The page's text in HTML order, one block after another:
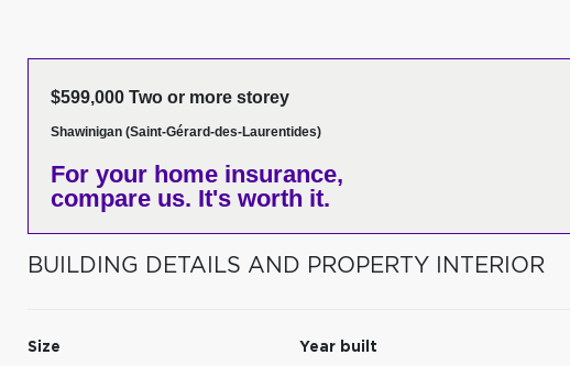
$599,000 Two or more storey
Shawinigan (Saint-Gérard-des-Laurentides)
For your home insurance,
compare us. It's worth it.
BUILDING DETAILS AND PROPERTY INTERIOR
Size
Year built